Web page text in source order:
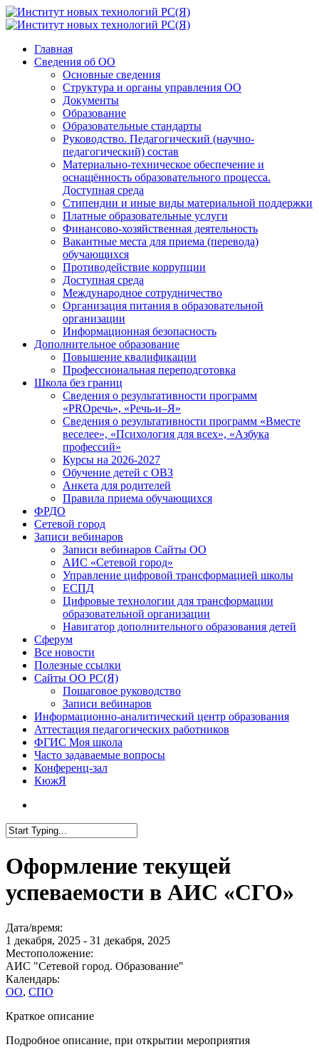
Главная
Сведения об ОО
Основные сведения
Структура и органы управления ОО
Документы
Образование
Образовательные стандарты
Руководство. Педагогический (научно-
педагогический) состав
Материально-техническое обеспечение и
оснащённость образовательного процесса.
Доступная среда
Стипендии и иные виды материальной поддержки
Платные образовательные услуги
Финансово-хозяйственная деятельность
Вакантные места для приема (перевода)
обучающихся
Противодействие коррупции
Доступная среда
Международное сотрудничество
Организация питания в образовательной
организации
Информационная безопасность
Дополнительное образование
Повышение квалификации
Профессиональная переподготовка
Школа без границ
Сведения о результативности программ
«PROречь», «Речь-и–Я»
Сведения о результативности программ «Вместе
веселее», «Психология для всех», «Азбука
профессий»
Курсы на 2026-2027
Обучение детей с ОВЗ
Анкета для родителей
Правила приема обучающихся
ФРДО
Сетевой город
Записи вебинаров
Записи вебинаров Сайты ОО
АИС «Сетевой город»
Управление цифровой трансформацией школы
ЕСПД
Цифровые технологии для трансформации
образовательной организации
Навигатор дополнительного образования детей
Сферум
Все новости
Полезные ссылки
Сайты ОО РС(Я)
Пошаговое руководство
Записи вебинаров
Информационно-аналитический центр образования
Аттестация педагогических работников
ФГИС Моя школа
Часто задаваемые вопросы
Конференц-зал
КюжЯ
Оформление текущей
успеваемости в АИС «СГО»
Дата/время:
1 декабря, 2025 - 31 декабря, 2025
Местоположение:
АИС "Сетевой город. Образование"
Календарь:
ОО, СПО
Краткое описание
Подробное описание, при открытии мероприятия